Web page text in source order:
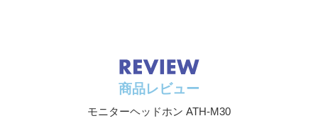
商品レビュー
モニターヘッドホン ATH-M30